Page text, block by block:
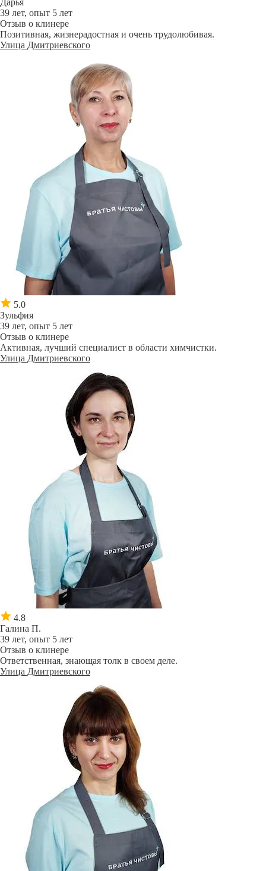
Дарья
39 лет, опыт 5 лет
Отзыв о клинере
Позитивная, жизнерадостная и очень трудолюбивая.
Улица Дмитриевского
5.0
Зульфия
39 лет, опыт 5 лет
Отзыв о клинере
Активная, лучший специалист в области химчистки.
Улица Дмитриевского
4.8
Галина П.
39 лет, опыт 5 лет
Отзыв о клинере
Ответственная, знающая толк в своем деле.
Улица Дмитриевского